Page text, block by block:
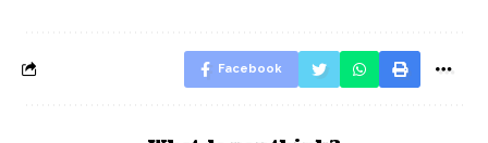
Facebook